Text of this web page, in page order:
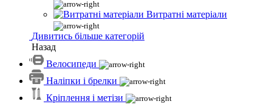
Витратні матеріали
Дивитись більше категорій
Назад
Велосипеди
Наліпки і брелки
Кріплення і метізи